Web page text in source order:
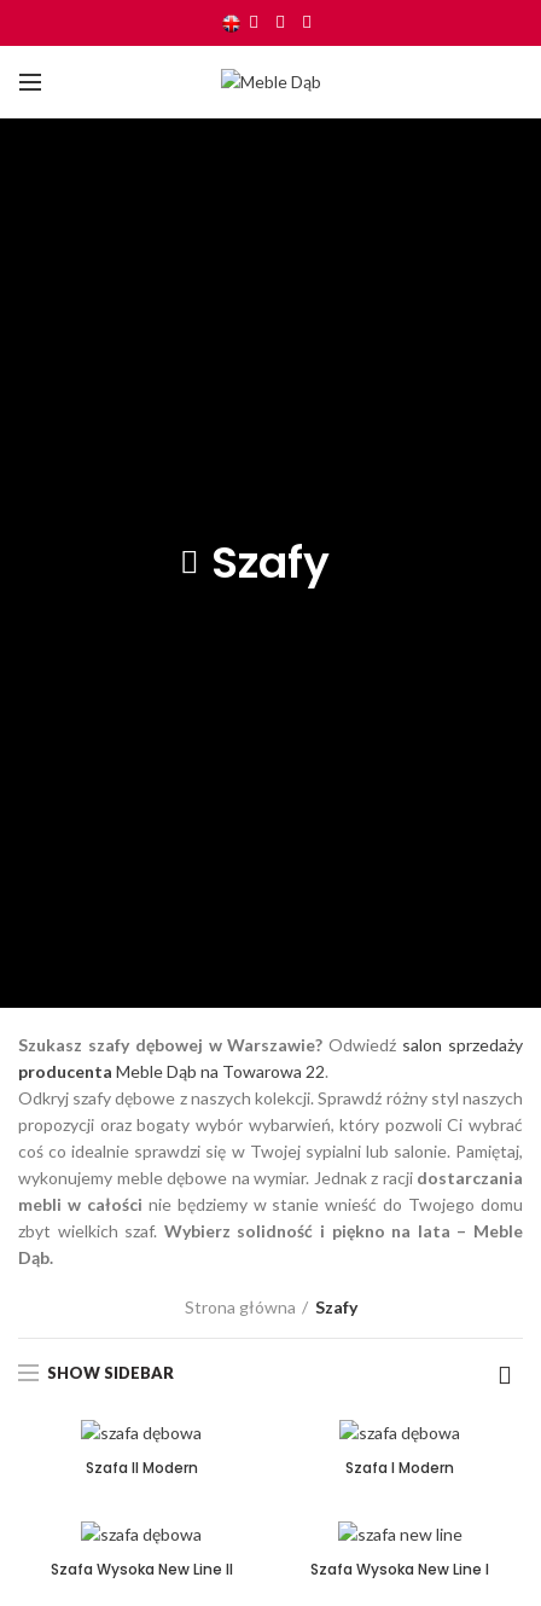
Szafy
Szukasz szafy dębowej w Warszawie? Odwiedź salon sprzedaży
producenta Meble Dąb na Towarowa 22.
Odkryj szafy dębowe z naszych kolekcji. Sprawdź różny styl naszych
propozycji oraz bogaty wybór wybarwień, który pozwoli Ci wybrać
coś co idealnie sprawdzi się w Twojej sypialni lub salonie. Pamiętaj,
wykonujemy meble dębowe na wymiar. Jednak z racji dostarczania
mebli w całości nie będziemy w stanie wnieść do Twojego domu
zbyt wielkich szaf. Wybierz solidność i piękno na lata – Meble
Dąb.
Strona główna Szafy
SHOW SIDEBAR
Szafa II Modern Szafa I Modern
Szafa Wysoka New Line II Szafa Wysoka New Line I